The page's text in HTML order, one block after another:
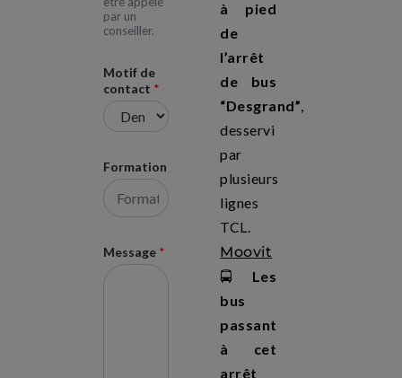
par un
conseiller.
Motif de
contact *
Formation
Message *
à pied
de
l’arrêt
de bus
“Desgrand”,
desservi
par
plusieurs
lignes
TCL.
Moovit
🚍 Les
bus
passant
à cet
arrêt